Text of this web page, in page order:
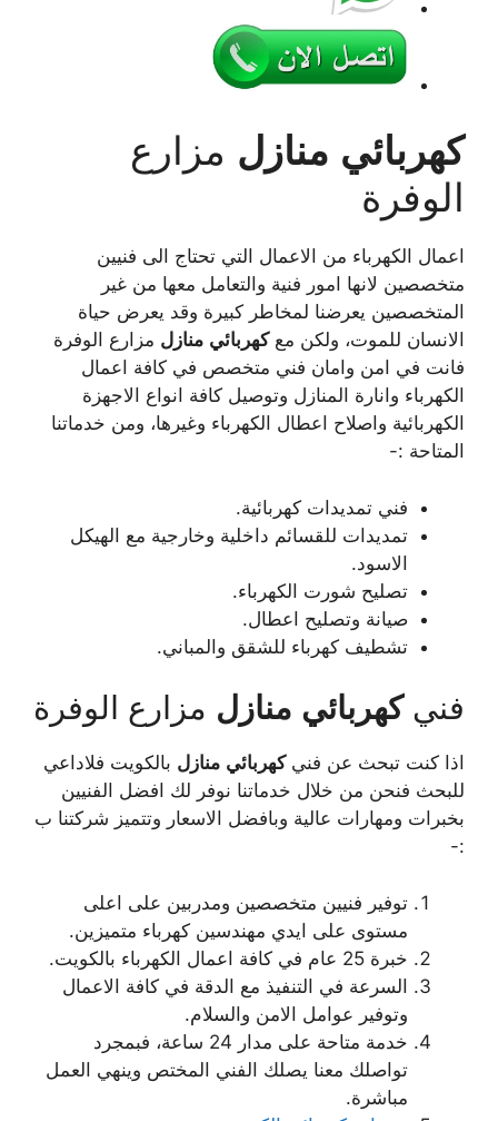
كهربائي منازل مزارع
الوفرة
اعمال الكهرباء من الاعمال التي تحتاج الى فنيين
متخصصين لانها امور فنية والتعامل معها من غير
المتخصصين يعرضنا لمخاطر كبيرة وقد يعرض حياة
الانسان للموت، ولكن معكهربائي منازل مزارع الوفرة
فانت في امن وامان فني متخصص في كافة اعمال
الكهرباء وانارة المنازل وتوصيل كافة انواع الاجهزة
الكهربائية واصلاح اعطال الكهرباء وغيرها، ومن خدماتنا
المتاحة :-
فني تمديدات كهربائية.
تمديدات للقسائم داخلية وخارجية مع الهيكل
الاسود.
تصليح شورت الكهرباء.
صيانة وتصليح اعطال.
تشطيف كهرباء للشقق والمباني.
فنيكهربائي منازل مزارع الوفرة
اذا كنت تبحث عن فنيكهربائي منازل بالكويت فلاداعي
للبحث فنحن من خلال خدماتنا نوفر لك افضل الفنيين
بخبرات ومهارات عالية وبافضل الاسعار وتتميز شركتنا ب
:-
توفير فنيين متخصصين ومدربين على اعلى
مستوى على ايدي مهندسين كهرباء متميزين.
خبرة 25 عام في كافة اعمال الكهرباء بالكويت.
السرعة في التنفيذ مع الدقة في كافة الاعمال
وتوفير عوامل الامن والسلام.
خدمة متاحة على مدار 24 ساعة، فبمجرد
تواصلك معنا يصلك الفني المختص وينهي العمل
مباشرة.